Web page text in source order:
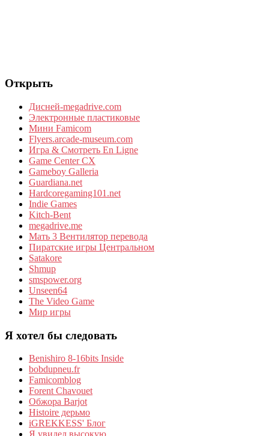
Открыть
Дисней-megadrive.com
Электронные пластиковые
Мини Famicom
Flyers.arcade-museum.com
Игра & Смотреть En Ligne
Game Center CX
Gameboy Galleria
Guardiana.net
Hardcoregaming101.net
Indie Games
Kitch-Bent
megadrive.me
Мать 3 Вентилятор перевода
Пиратские игры Центральном
Satakore
Shmup
smspower.org
Unseen64
The Video Game
Мир игры
Я хотел бы следовать
Benishiro 8-16bits Inside
bobdupneu.fr
Famicomblog
Forent Chavouet
Обжора Barjot
Histoire дерьмо
iGREKKESS' Блог